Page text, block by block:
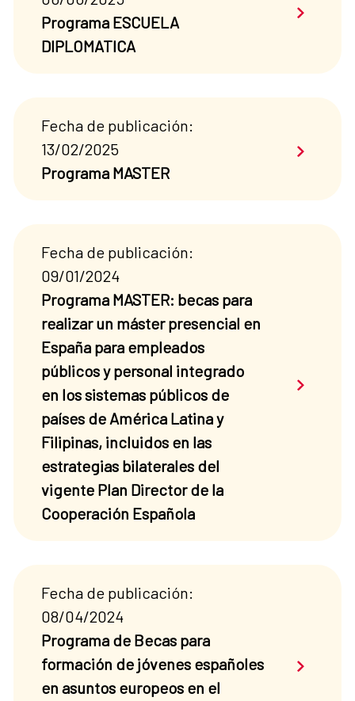
Programa ESCUELA
DIPLOMATICA
Saber
Fecha de publicación:
13/02/2025
Programa MASTER
Saber
Fecha de publicación:
09/01/2024
Programa MASTER: becas para
realizar un máster presencial en
España para empleados
públicos y personal integrado
en los sistemas públicos de
países de América Latina y
Filipinas, incluidos en las
estrategias bilaterales del
vigente Plan Director de la
Cooperación Española
Saber
Fecha de publicación:
08/04/2024
Programa de Becas para
formación de jóvenes españoles
en asuntos europeos en el
Saber